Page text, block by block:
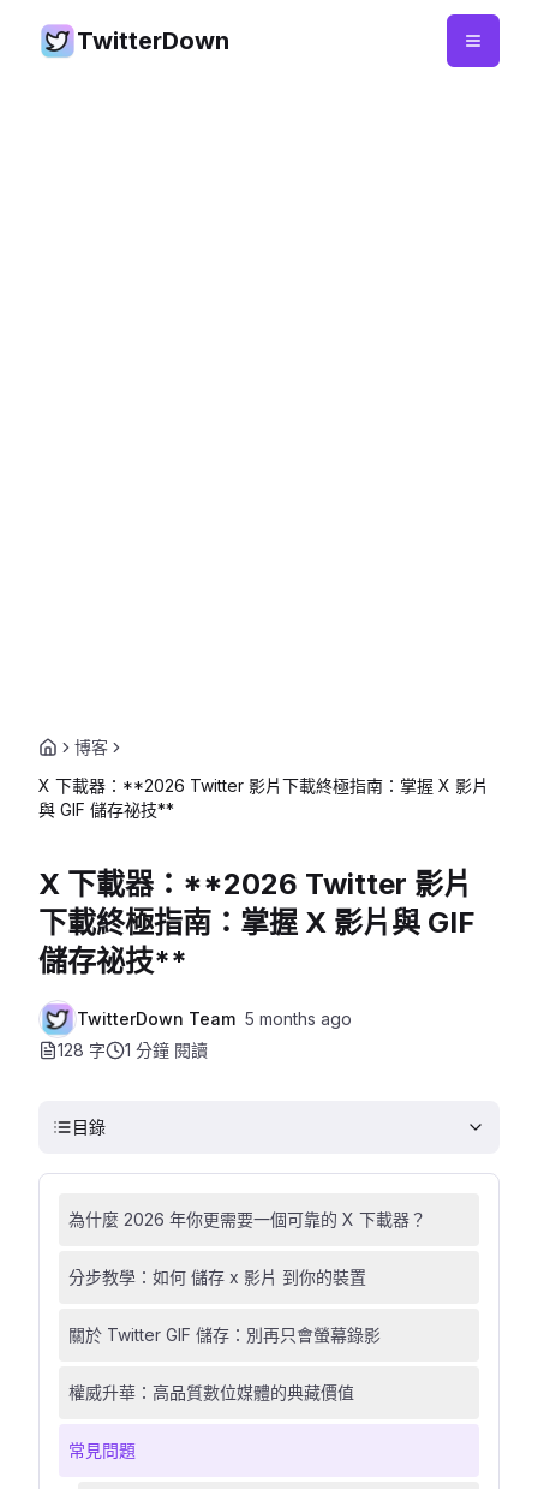
TwitterDown
博客
X 下載器：**2026 Twitter 影片下載終極指南：掌握 X 影片
與 GIF 儲存祕技**
X 下載器：**2026 Twitter 影片
下載終極指南：掌握 X 影片與 GIF
儲存祕技**
TwitterDown Team 5 months ago
128 字
1 分鐘 閱讀
目錄
為什麼 2026 年你更需要一個可靠的 X 下載器？
分步教學：如何 儲存 x 影片 到你的裝置
關於 Twitter GIF 儲存：別再只會螢幕錄影
權威升華：高品質數位媒體的典藏價值
常見問題